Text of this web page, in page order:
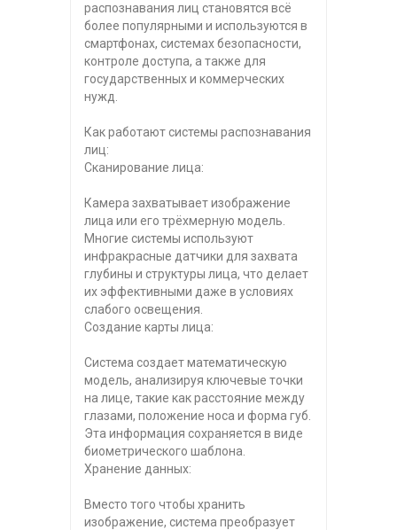
распознавания лиц становятся всё
более популярными и используются в
смартфонах, системах безопасности,
контроле доступа, а также для
государственных и коммерческих
нужд.
Как работают системы распознавания
лиц:
Сканирование лица:
Камера захватывает изображение
лица или его трёхмерную модель.
Многие системы используют
инфракрасные датчики для захвата
глубины и структуры лица, что делает
их эффективными даже в условиях
слабого освещения.
Создание карты лица:
Система создает математическую
модель, анализируя ключевые точки
на лице, такие как расстояние между
глазами, положение носа и форма губ.
Эта информация сохраняется в виде
биометрического шаблона.
Хранение данных:
Вместо того чтобы хранить
изображение, система преобразует